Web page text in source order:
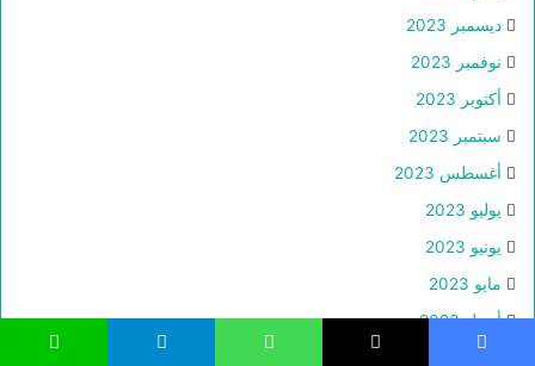
ديسمبر 2023
نوفمبر 2023
أكتوبر 2023
سبتمبر 2023
أغسطس 2023
يوليو 2023
يونيو 2023
مايو 2023
أبريل 2023